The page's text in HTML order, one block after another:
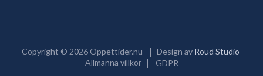
Copyright © 2026Öppettider.nu Design av Roud Studio
Allmänna villkor
GDPR